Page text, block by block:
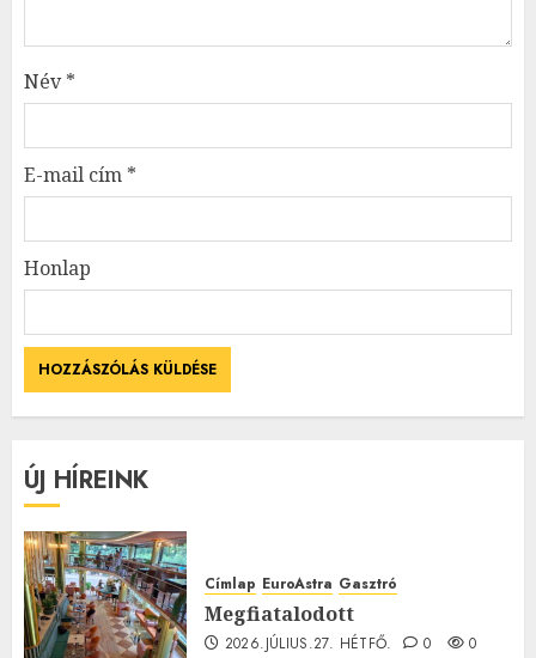
Név*
E-mail cím *
Honlap
ÚJ HÍREINK
Címlap EuroAstra Gasztró
Megfiatalodott
2026.JÚLIUS.27. HÉTFŐ. 0 0